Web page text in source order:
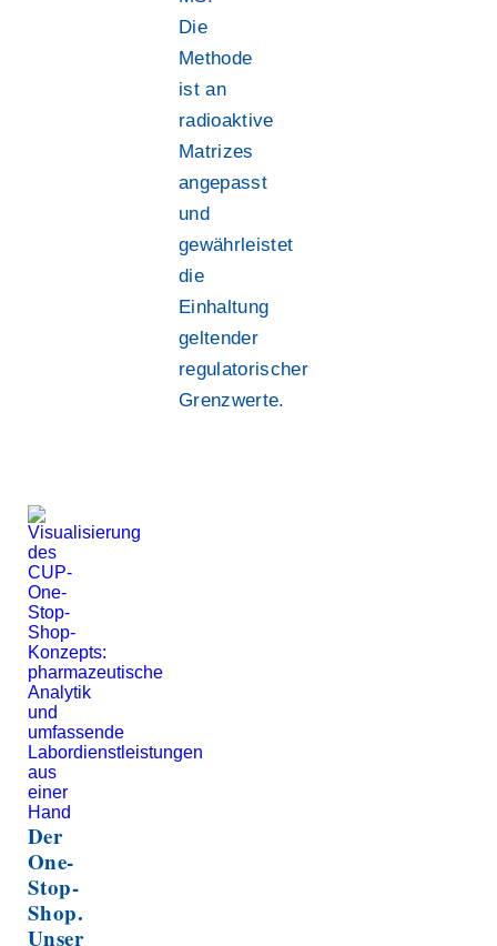
Die
Methode
ist an
radioaktive
Matrizes
angepasst
und
gewährleistet
die
Einhaltung
geltender
regulatorischer
Grenzwerte.
Der
One-
Stop-
Shop.
Unser